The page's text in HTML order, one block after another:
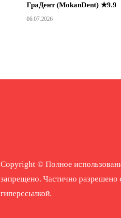
ГраДент (MokanDent) ★9.9
06.07.2026
Copyright © Полное
запрещено. Частично разрешено
гиперссылкой.